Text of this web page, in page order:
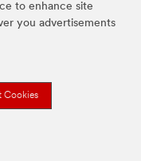
to enhance site
you advertisements
Cookies